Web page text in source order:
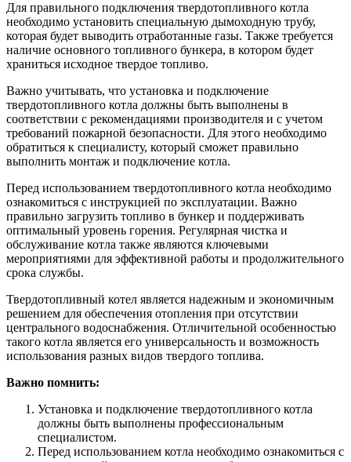
Для правильного подключения твердотопливного котла
необходимо установить специальную дымоходную трубу,
которая будет выводить отработанные газы. Также требуется
наличие основного топливного бункера, в котором будет
храниться исходное твердое топливо.
Важно учитывать, что установка и подключение
твердотопливного котла должны быть выполнены в
соответствии с рекомендациями производителя и с учетом
требований пожарной безопасности. Для этого необходимо
обратиться к специалисту, который сможет правильно
выполнить монтаж и подключение котла.
Перед использованием твердотопливного котла необходимо
ознакомиться с инструкцией по эксплуатации. Важно
правильно загрузить топливо в бункер и поддерживать
оптимальный уровень горения. Регулярная чистка и
обслуживание котла также являются ключевыми
мероприятиями для эффективной работы и продолжительного
срока службы.
Твердотопливный котел является надежным и экономичным
решением для обеспечения отопления при отсутствии
центрального водоснабжения. Отличительной особенностью
такого котла является его универсальность и возможность
использования разных видов твердого топлива.
Важно помнить:
Установка и подключение твердотопливного котла
должны быть выполнены профессиональным
специалистом.
Перед использованием котла необходимо ознакомиться с